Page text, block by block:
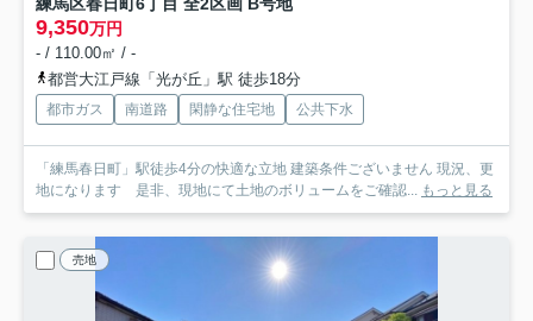
練馬区春日町6丁目 全2区画 B号地
9,350万円
- / 110.00㎡ / -
都営大江戸線「光が丘」駅 徒歩18分
都市ガス 南道路 閑静な住宅地 公共下水
「練馬春日町」駅徒歩4分の快適な立地 建築条件ございません 現況、更
地になります 是非、現地にて土地のボリュームをご確認... もっと見る
売地